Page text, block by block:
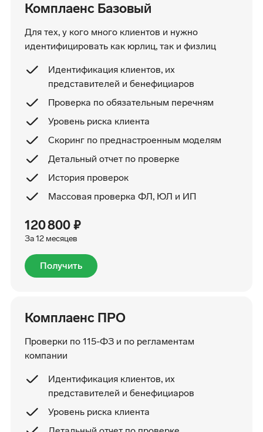
Комплаенс Базовый
Для тех, у кого много клиентов и нужно
идентифицировать как юрлиц, так и физлиц
Идентификация клиентов, их
представителей и бенефициаров
Проверка по обязательным перечням
Уровень риска клиента
Скоринг по преднастроенным моделям
Детальный отчет по проверке
История проверок
Массовая проверка ФЛ, ЮЛ и ИП
120 800 ₽
За 12 месяцев
Получить
Комплаенс ПРО
Проверки по 115-ФЗ и по регламентам
компании
Идентификация клиентов, их
представителей и бенефициаров
Уровень риска клиента